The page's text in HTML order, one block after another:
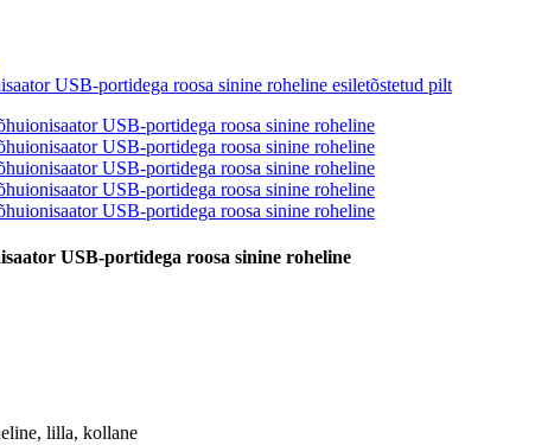
USB-portidega roosa sinine roheline
lilla, kollane